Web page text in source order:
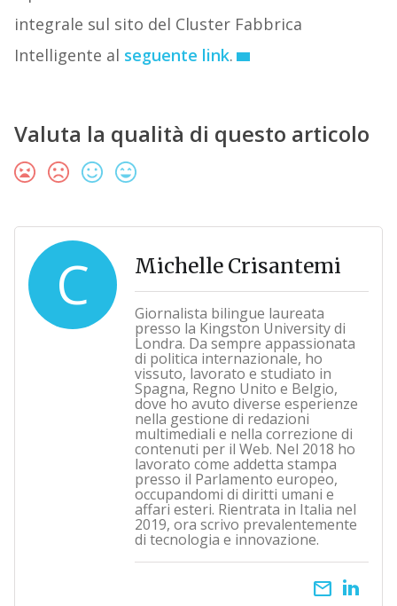
integrale sul sito del Cluster Fabbrica
Intelligente al seguente link.
Valuta la qualità di questo articolo
C Michelle Crisantemi
Giornalista bilingue laureata
presso la Kingston University di
Londra. Da sempre appassionata
di politica internazionale, ho
vissuto, lavorato e studiato in
Spagna, Regno Unito e Belgio,
dove ho avuto diverse esperienze
nella gestione di redazioni
multimediali e nella correzione di
contenuti per il Web. Nel 2018 ho
lavorato come addetta stampa
presso il Parlamento europeo,
occupandomi di diritti umani e
affari esteri. Rientrata in Italia nel
2019, ora scrivo prevalentemente
di tecnologia e innovazione.
email